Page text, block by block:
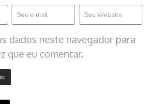
dados neste navegador para
que eu comentar.